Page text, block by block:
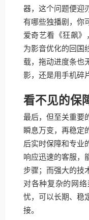
器，这个问题便迎
有哪些独播剧，你
爱奇艺看《狂飙
为影音优化的回国
载，拖动进度条也
影，还是用手机碎
看不见的保
最后，但至关重要
瞬息万变，再稳定
后实时保障和专业
响应迅速的客服，
步骤；而强大的技
对各种复杂的网
忧，可以长期、稳
接。